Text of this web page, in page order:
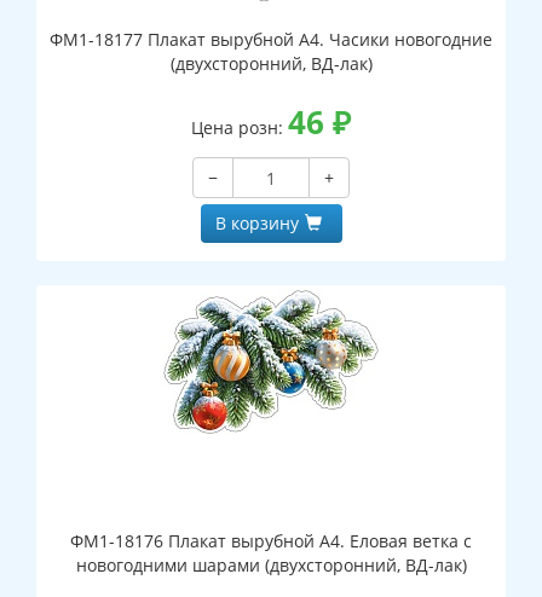
ФМ1-18177 Плакат вырубной А4. Часики новогодние
(двухсторонний, ВД-лак)
Цена розн: 46 ₽
−
+
В корзину
ФМ1-18176 Плакат вырубной А4. Еловая ветка с
новогодними шарами (двухсторонний, ВД-лак)